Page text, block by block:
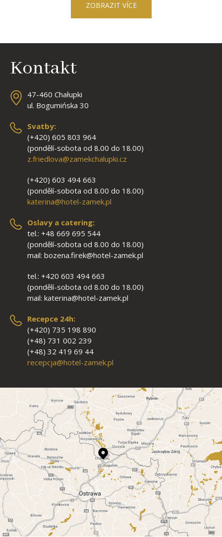
ZOBRAZIT VÍCE
Kontakt
47-460 Chałupki
ul. Bogumińska 30
Svatby:
(+420) 605 803 964
(pondělí-sobota od 8.00 do 18.00)
z.friedlova@zamekchalupki.cz
(+420) 603 494 663
(pondělí-sobota od 8.00 do 18.00)
katerina@hotel-zamek.pl
Oslavy a catering:
tel.: +48 669 695 544
(pondělí-sobota od 8.00 do 18.00)
mail: bozena.firek@hotel-zamek.pl
tel.: +420 603 494 663
(pondělí-sobota od 8.00 do 18.00)
mail: katerina@hotel-zamek.pl
Recepce 24h:
(+420) 735 198 890
(+48) 731 002 239
(+48) 32 419 69 44
recepcja@hotel-zamek.pl